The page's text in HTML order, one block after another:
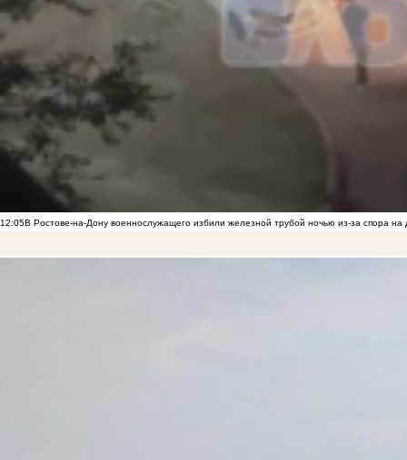
12:05В Ростове-на-Дону военнослужащего избили железной трубой ночью из-за спора на